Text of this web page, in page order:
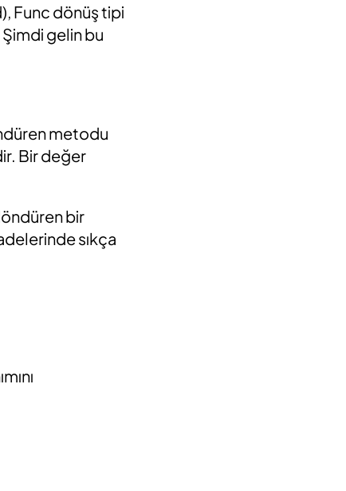
Func dönüş tipi
gelin bu
metodu
Bir değer
bir
sıkça